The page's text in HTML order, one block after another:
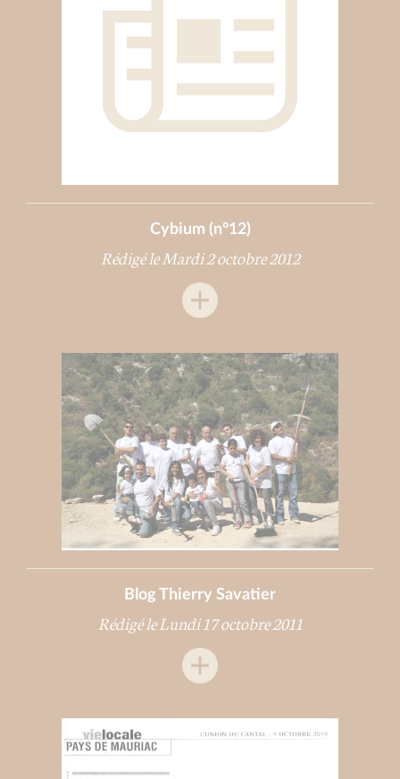
Cybium (n°12)
Rédigé le Mardi 2 octobre 2012
Blog Thierry Savatier
Rédigé le Lundi 17 octobre 2011